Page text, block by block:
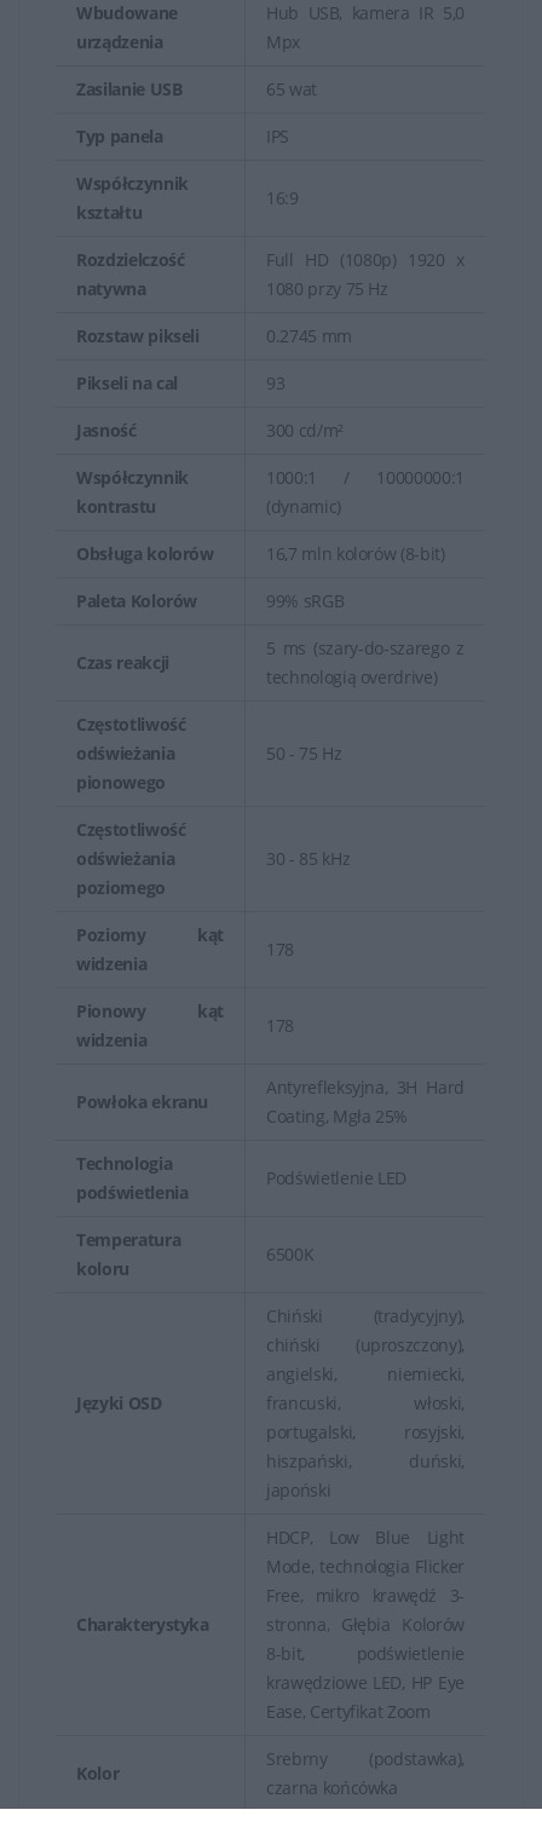
Wbudowane
urządzenia
Hub USB, kamera IR 5,0
Mpx
Zasilanie USB 65 wat
Typ panela IPS
Współczynnik
kształtu
16:9
Rozdzielczość
natywna
Full HD (1080p) 1920 x
1080 przy 75 Hz
Rozstaw pikseli 0.2745 mm
Pikseli na cal 93
Jasność 300 cd/m²
Współczynnik
kontrastu
1000:1 / 10000000:1
(dynamic)
Obsługa kolorów 16,7 mln kolorów (8-bit)
Paleta Kolorów 99% sRGB
Czas reakcji
5 ms (szary-do-szarego z
technologią overdrive)
Częstotliwość
odświeżania
pionowego
50 - 75 Hz
Częstotliwość
odświeżania
poziomego
30 - 85 kHz
Poziomy kąt
widzenia
178
Pionowy kąt
widzenia
178
Powłoka ekranu
Antyrefleksyjna, 3H Hard
Coating, Mgła 25%
Technologia
podświetlenia
Podświetlenie LED
Temperatura
koloru
6500K
Języki OSD
Chiński (tradycyjny),
chiński (uproszczony),
angielski, niemiecki,
francuski, włoski,
portugalski, rosyjski,
hiszpański, duński,
japoński
Charakterystyka
HDCP, Low Blue Light
Mode, technologia Flicker
Free, mikro krawędź 3-
stronna, Głębia Kolorów
8-bit, podświetlenie
krawędziowe LED, HP Eye
Ease, Certyfikat Zoom
Kolor
Srebrny (podstawka),
czarna końcówka